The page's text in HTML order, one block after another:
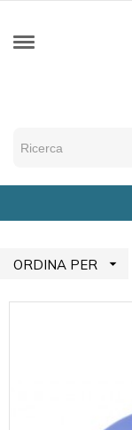
ORDINA PER 